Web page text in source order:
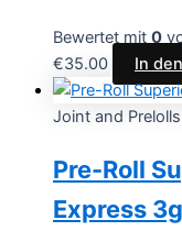
Bewertet mit 0
€35.00 In
Joint and Prelolls
Pre-Roll
Express 3g